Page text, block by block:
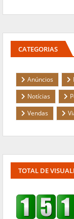
CATEGORIAS
Anúncios
Notícias
Vendas
TOTAL DE